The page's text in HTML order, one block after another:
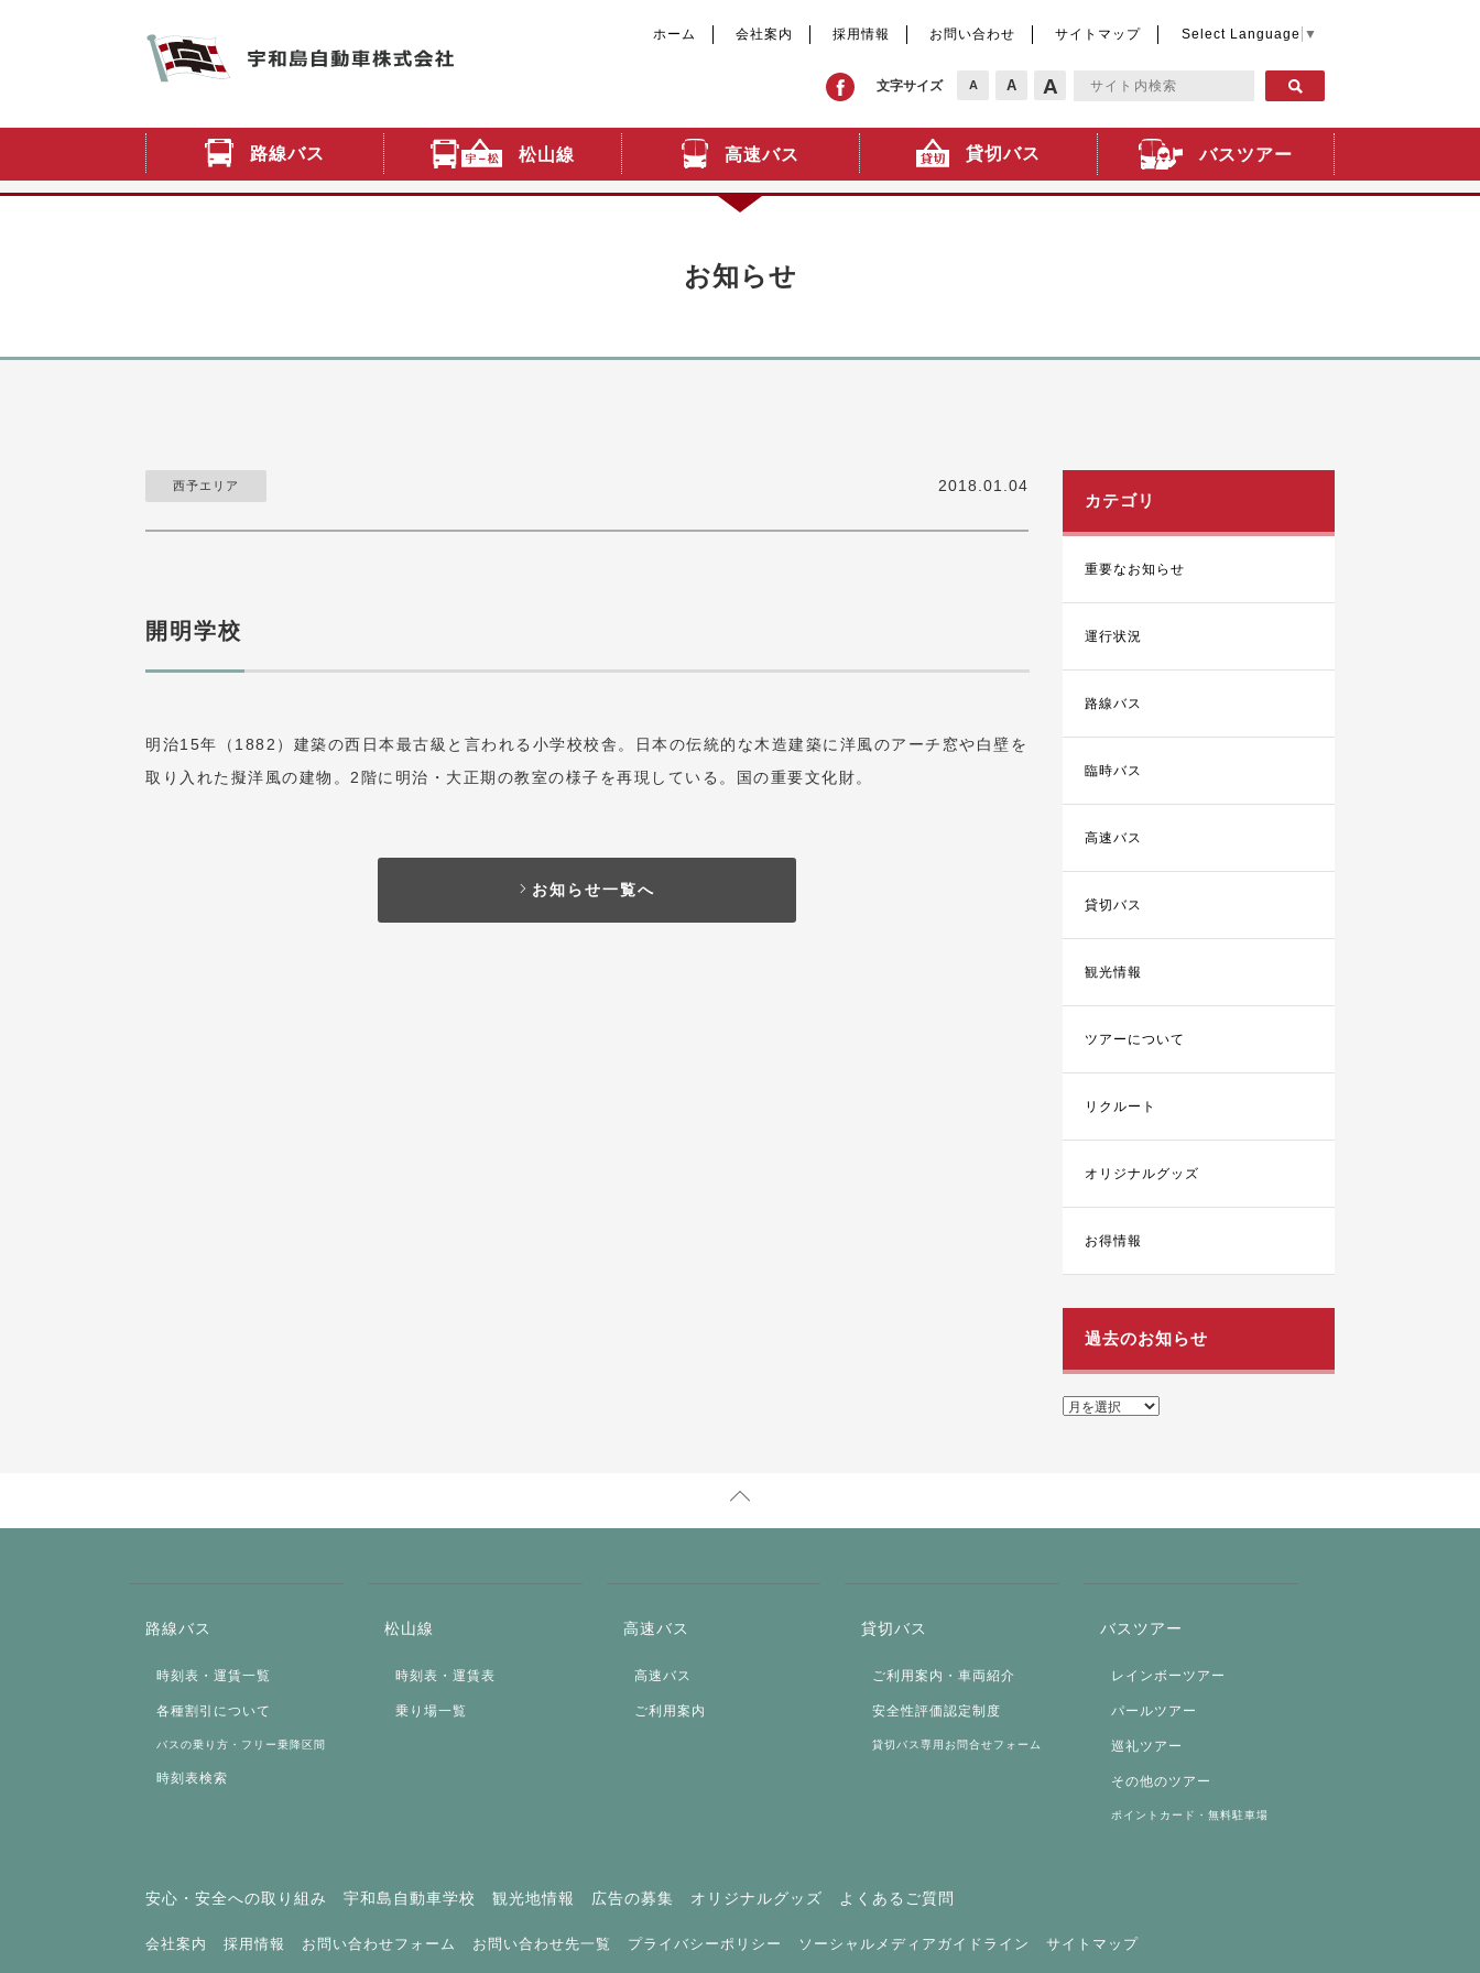
ホーム 会社案内 採用情報 お問い合わせ サイトマップ Select Language ▼
文字サイズ A A A
路線バス 松山線 高速バス 貸切バス バスツアー
お知らせ
西予エリア 2018.01.04
開明学校
明治15年（1882）建築の西日本最古級と言われる小学校校舎。日本の伝統的な木造建築に洋風のアーチ窓や白壁を
取り入れた擬洋風の建物。2階に明治・大正期の教室の様子を再現している。国の重要文化財。
お知らせ一覧へ
カテゴリ
重要なお知らせ
運行状況
路線バス
臨時バス
高速バス
貸切バス
観光情報
ツアーについて
リクルート
オリジナルグッズ
お得情報
過去のお知らせ
路線バス
時刻表・運賃一覧
各種割引について
バスの乗り方・フリー乗降区間
時刻表検索
松山線
時刻表・運賃表
乗り場一覧
高速バス
高速バス
ご利用案内
貸切バス
ご利用案内・車両紹介
安全性評価認定制度
貸切バス専用お問合せフォーム
バスツアー
レインボーツアー
パールツアー
巡礼ツアー
その他のツアー
ポイントカード・無料駐車場
安心・安全への取り組み 宇和島自動車学校 観光地情報 広告の募集 オリジナルグッズ よくあるご質問
会社案内 採用情報 お問い合わせフォーム お問い合わせ先一覧 プライバシーポリシー ソーシャルメディアガイドライン サイトマップ